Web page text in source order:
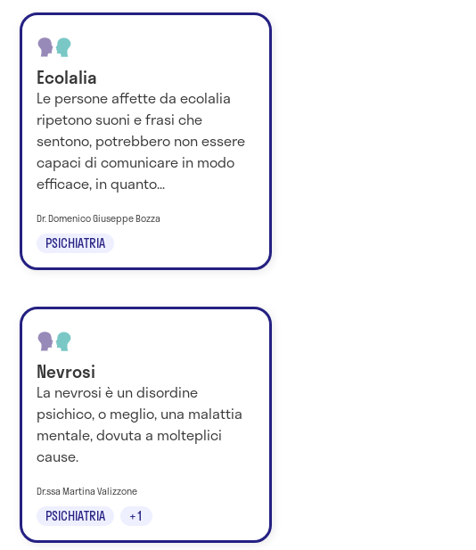
Ecolalia
Le persone affette da ecolalia
ripetono suoni e frasi che
sentono, potrebbero non essere
capaci di comunicare in modo
efficace, in quanto...
PSICHIATRIA
Dr. Domenico Giuseppe Bozza
Nevrosi
La nevrosi è un disordine
psichico, o meglio, una malattia
mentale, dovuta a molteplici
cause.
PSICHIATRIA +1
Dr.ssa Martina Valizzone